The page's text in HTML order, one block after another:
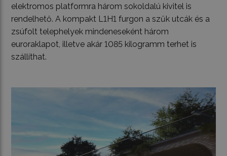
elektromos platformra három sokoldalú kivitel is
rendelhető. A kompakt L1H1 furgon a szűk utcák és a
zsúfolt telephelyek mindeneseként három
euroraklapot, illetve akár 1085 kilogramm terhet is
szállíthat.